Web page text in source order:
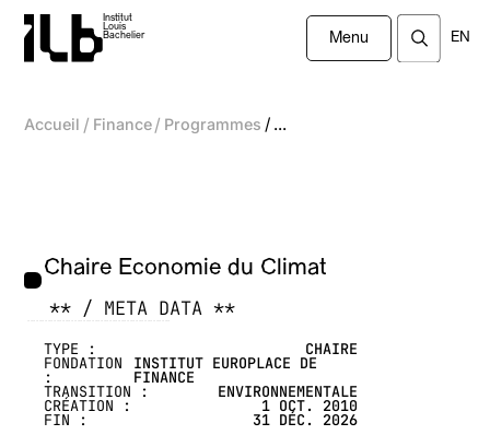
Institut
Louis
Bachelier
Menu EN
Accueil / Finance/ Programmes / ...
Chaire Economie du Climat
** / META DATA **
-------------------------------------------------
TYPE : CHAIRE
FONDATION
:
INSTITUT EUROPLACE DE
FINANCE
TRANSITION : ENVIRONNEMENTALE
CRÉATION : 1 OCT. 2010
FIN : 31 DÉC. 2026